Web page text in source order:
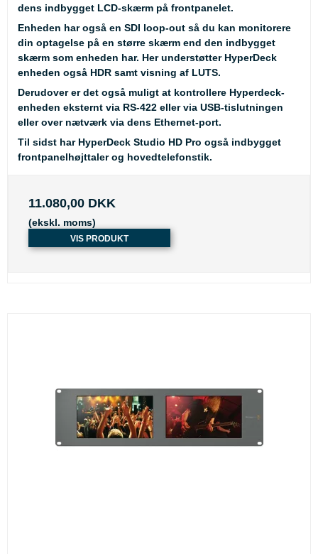
dens indbygget LCD-skærm på frontpanelet.
Enheden har også en SDI loop-out så du kan monitorere
din optagelse på en større skærm end den indbygget
skærm som enheden har. Her understøtter HyperDeck
enheden også HDR samt visning af LUTS.
Derudover er det også muligt at kontrollere Hyperdeck-
enheden eksternt via RS-422 eller via USB-tislutningen
eller over nætværk via dens Ethernet-port.
Til sidst har HyperDeck Studio HD Pro også indbygget
frontpanelhøjttaler og hovedtelefonstik.
11.080,00 DKK
(ekskl. moms)
VIS PRODUKT